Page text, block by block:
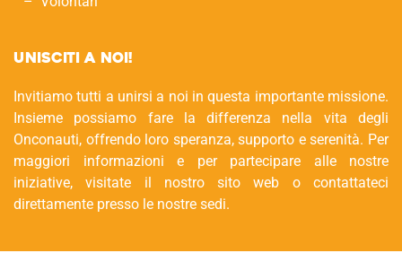
Unisciti a noi!
Invitiamo tutti a unirsi a noi in questa importante missione.
Insieme possiamo fare la differenza nella vita degli
Onconauti, offrendo loro speranza, supporto e serenità. Per
maggiori informazioni e per partecipare alle nostre
iniziative, visitate il nostro sito web o contattateci
direttamente presso le nostre sedi.